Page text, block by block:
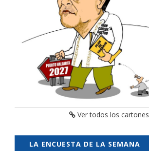
Ver todos los cartones
LA ENCUESTA DE LA SEMANA